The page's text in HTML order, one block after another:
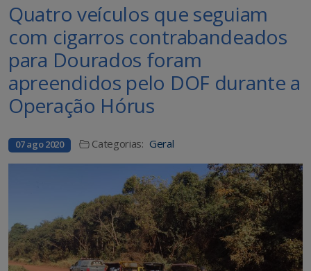
Quatro veículos que seguiam
com cigarros contrabandeados
para Dourados foram
apreendidos pelo DOF durante a
Operação Hórus
07 ago 2020 Categorias: Geral